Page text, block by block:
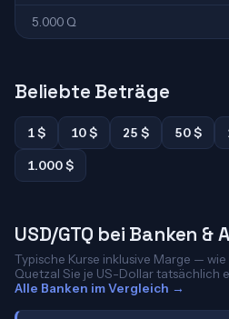
5.000 Q
Beliebte Beträge
1 $ 10 $ 25 $ 50 $
1.000 $
USD/GTQ bei Banken &
Typische Kurse inklusive Marge —
Quetzal Sie je US-Dollar tatsächlich
Alle Banken im Vergleich →